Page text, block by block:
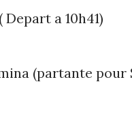
a 10h41)
(partante pour